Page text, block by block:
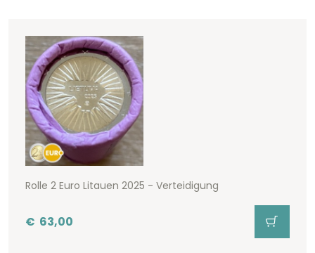
Rolle 2 Euro Litauen 2025 - Verteidigung
€ 63,00